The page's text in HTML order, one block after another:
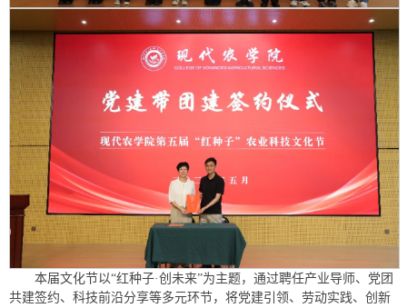
本届文化节以“红种子·创未来”为主题，通过聘任产业导师、党团
共建签约、科技前沿分享等多元环节，将党建引领、劳动实践、创新